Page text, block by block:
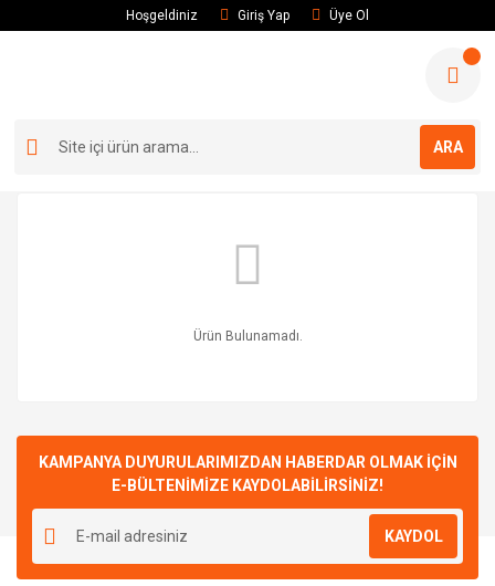
Hoşgeldiniz Giriş Yap Üye Ol
ARA
Ürün Bulunamadı.
KAMPANYA DUYURULARIMIZDAN HABERDAR OLMAK İÇİN
E-BÜLTENİMİZE KAYDOLABİLİRSİNİZ!
KAYDOL